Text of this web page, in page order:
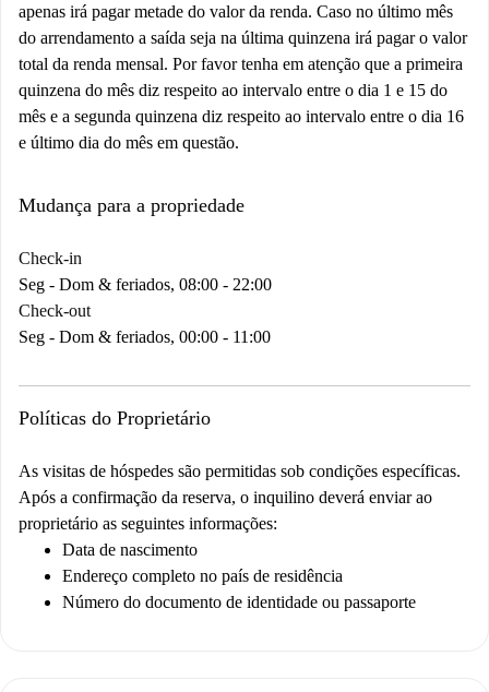
apenas irá pagar metade do valor da renda. Caso no último mês
do arrendamento a saída seja na última quinzena irá pagar o valor
total da renda mensal. Por favor tenha em atenção que a primeira
quinzena do mês diz respeito ao intervalo entre o dia 1 e 15 do
mês e a segunda quinzena diz respeito ao intervalo entre o dia 16
e último dia do mês em questão.
Mudança para a propriedade
Check-in
Seg - Dom & feriados, 08:00 - 22:00
Check-out
Seg - Dom & feriados, 00:00 - 11:00
Políticas do Proprietário
As visitas de hóspedes são permitidas sob condições específicas.
Após a confirmação da reserva, o inquilino deverá enviar ao
proprietário as seguintes informações:
Data de nascimento
Endereço completo no país de residência
Número do documento de identidade ou passaporte